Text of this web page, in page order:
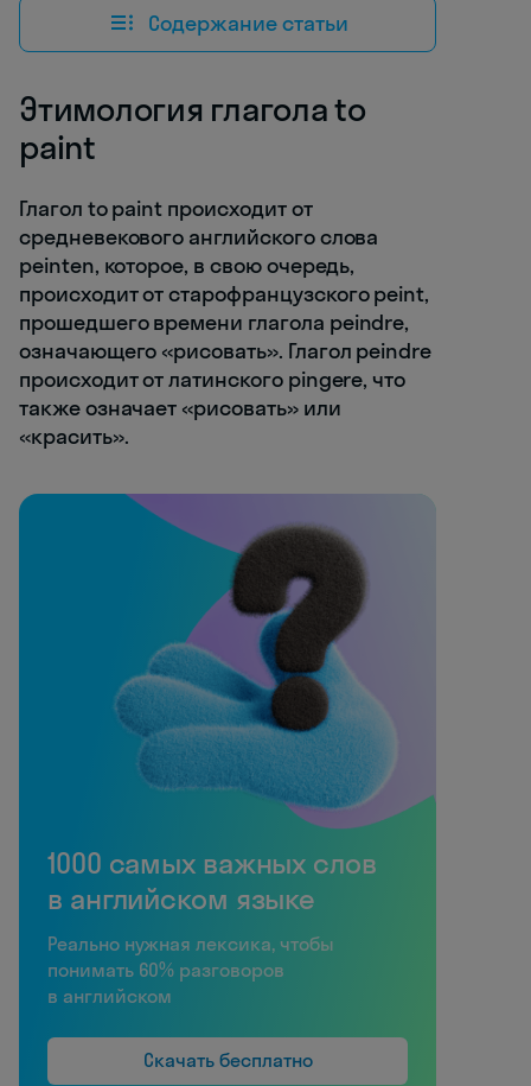
Содержание статьи
Этимология глагола to
paint
Глагол to paint происходит от
средневекового английского слова
peinten, которое, в свою очередь,
происходит от старофранцузского peint,
прошедшего времени глагола peindre,
означающего «рисовать». Глагол peindre
происходит от латинского pingere, что
также означает «рисовать» или
«красить».
1000 самых важных слов
в английском языке
Реально нужная лексика, чтобы
понимать 60% разговоров
в английском
Скачать бесплатно